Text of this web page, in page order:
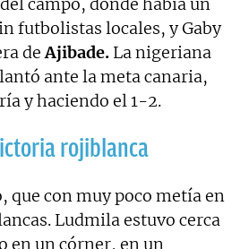
futbolistas locales, y Gaby
deAjibade. La nigeriana
ante la meta canaria,
y haciendo el 1-2.
rojiblanca
que con muy poco metía en
Ludmila estuvo cerca
en un córner, en un